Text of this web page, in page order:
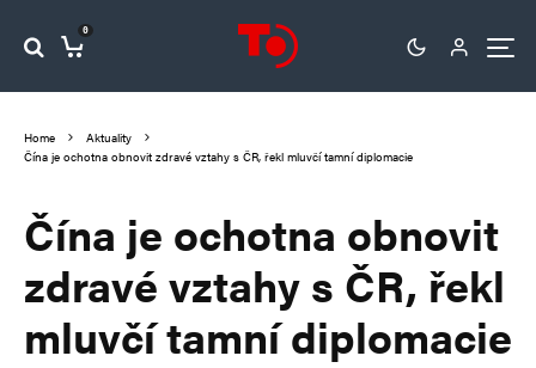
0
Home
Aktuality
Čína je ochotna obnovit zdravé vztahy s ČR, řekl mluvčí tamní diplomacie
Čína je ochotna obnovit
zdravé vztahy s ČR, řekl
mluvčí tamní diplomacie